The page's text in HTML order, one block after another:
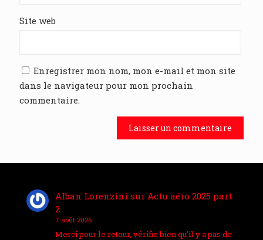
Site web
Enregistrer mon nom, mon e-mail et mon site
dans le navigateur pour mon prochain
commentaire.
Alban Lorenzini sur Actu aéro 2025 part
2
7 août 2026
Merci pour le retour, vérifie bien qu'il y a pas de